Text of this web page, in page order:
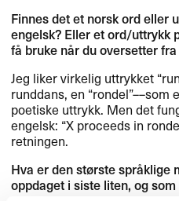
Finnes det et norsk ord eller
engelsk? Eller et ord/uttrykk
få bruke når du oversetter
Jeg liker virkelig uttrykket
runddans, en
poetiske uttrykk. Men det
engelsk: “X proceeds in
retningen.
Hva er den største språklige
oppdaget i siste liten, og